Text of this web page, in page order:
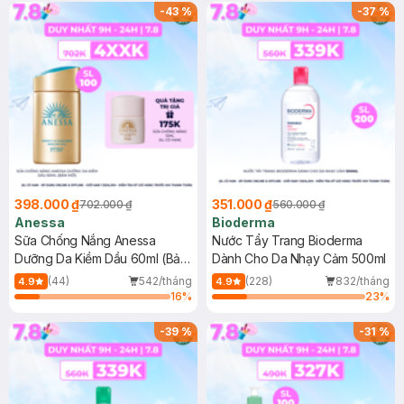
SPF 50+ 20ml (SL Có Hạn)
(SL có hạn)
-43%
398.000 ₫702.000 ₫
Anessa
Sữa Chống Nắng Anessa
Dưỡng Da Kiềm Dầu 60ml (Bản
Mới)
4.9 (44)
542/tháng
16%
-37%
351.000 ₫560.000 ₫
Bioderma
Nước Tẩy Trang Bioderma
Dành Cho Da Nhạy Cảm 500ml
4.9 (228)
832/tháng
23%
-39% -31%